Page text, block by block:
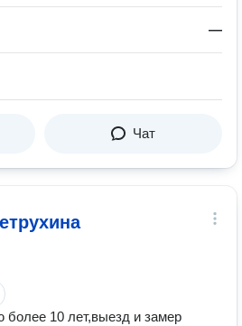
—
Чат
более 10 лет,выезд и замер